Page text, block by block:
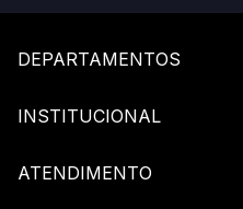
pede protagonismo, de
funcionam como obra por
de mesa que dão vida às
DEPARTAMENTOS
INSTITUCIONAL
ATENDIMENTO